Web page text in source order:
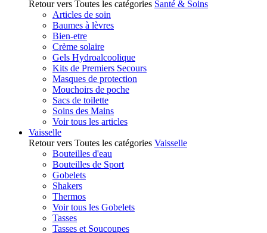
Retour vers Toutes les catégories Santé & Soins
Articles de soin
Baumes à lèvres
Bien-etre
Crème solaire
Gels Hydroalcoolique
Kits de Premiers Secours
Masques de protection
Mouchoirs de poche
Sacs de toilette
Soins des Mains
Voir tous les articles
Vaisselle
Retour vers Toutes les catégories Vaisselle
Bouteilles d'eau
Bouteilles de Sport
Gobelets
Shakers
Thermos
Voir tous les Gobelets
Tasses
Tasses et Soucoupes